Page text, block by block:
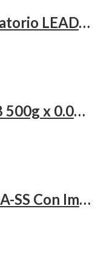
Balanza analítica de laboratorio LEADZM 300g x 0.001g
Balanza Analítica ONILAB 500g x 0.001g
Indicador Optima OP-900A-SS Con Impresora